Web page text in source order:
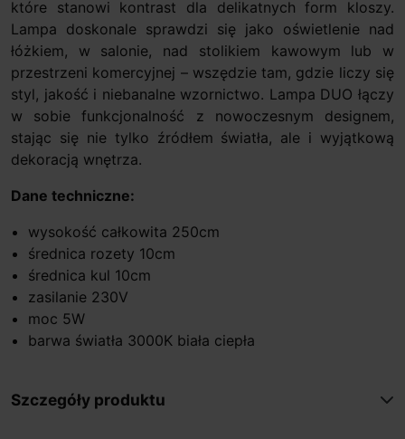
które stanowi kontrast dla delikatnych form kloszy.
Lampa doskonale sprawdzi się jako oświetlenie nad
łóżkiem, w salonie, nad stolikiem kawowym lub w
przestrzeni komercyjnej – wszędzie tam, gdzie liczy się
styl, jakość i niebanalne wzornictwo. Lampa DUO łączy
w sobie funkcjonalność z nowoczesnym designem,
stając się nie tylko źródłem światła, ale i wyjątkową
dekoracją wnętrza.
Dane techniczne:
wysokość całkowita 250cm
średnica rozety 10cm
średnica kul 10cm
zasilanie 230V
moc 5W
barwa światła 3000K biała ciepła
Szczegóły produktu